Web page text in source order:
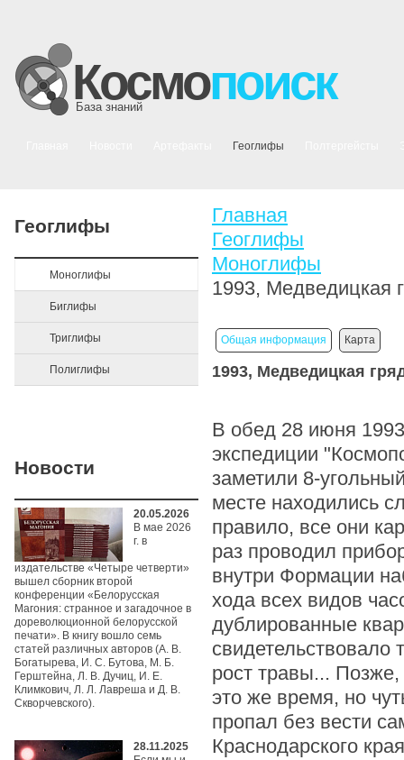
Космопоиск
База знаний
Геоглифы
Геоглифы
Моноглифы
Биглифы
Триглифы
Полиглифы
Новости
20.05.2026
В мае 2026
г. в
издательстве «Четыре четверти»
вышел сборник второй
конференции «Белорусская
Магония: странное и загадочное в
дореволюционной белорусской
печати». В книгу вошло семь
статей различных авторов (А. В.
Богатырева, И. С. Бутова, М. Б.
Герштейна, Л. В. Дучиц, И. Е.
Климкович, Л. Л. Лавреша и Д. В.
Скворчевского).
28.11.2025
Главная
Геоглифы
Моноглифы
1993, Медведицкая
Общая информация Карта
1993, Медведицкая
В обед 28 июня
экспедиции
заметили 8-
месте находились
правило, все они
раз проводил
внутри Формации
хода всех видов
дублированные
рост травы... Позже,
это же время, но
пропал без вести
Краснодарского